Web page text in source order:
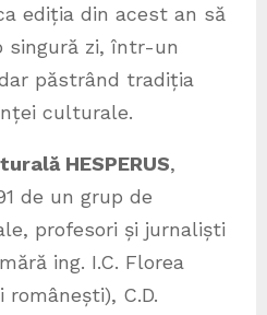
ediția din acest an să
singură zi, într-un
păstrând tradiția
culturale.
HESPERUS,
de un grup de
profesori și jurnaliști
ing. I.C. Florea
românești), C.D.